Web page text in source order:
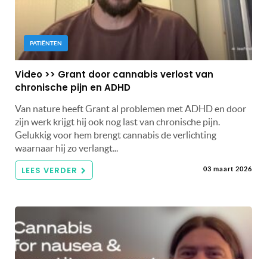
PATIËNTEN
Video >> Grant door cannabis verlost van
chronische pijn en ADHD
Van nature heeft Grant al problemen met ADHD en door
zijn werk krijgt hij ook nog last van chronische pijn.
Gelukkig voor hem brengt cannabis de verlichting
waarnaar hij zo verlangt...
LEES VERDER 03 maart 2026